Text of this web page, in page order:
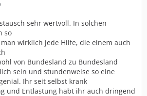
sehr wertvoll. In solchen
so
wirklich jede Hilfe, die einem auch
von Bundesland zu Bundesland
sein und stundenweise so eine
Ihr seit selbst krank
und Entlastung habt ihr auch dringend